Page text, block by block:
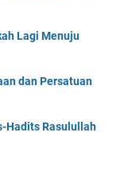
Lagi Menuju
dan Persatuan
Hadits Rasulullah